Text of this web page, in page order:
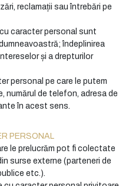
reclamații sau întrebări pe
caracter personal sunt
îndeplinirea
și a drepturilor
personal pe care le putem
numărul de telefon, adresa de
în acest sens.
PERSONAL
le prelucrăm pot fi colectate
surse externe (parteneri de
etc.).